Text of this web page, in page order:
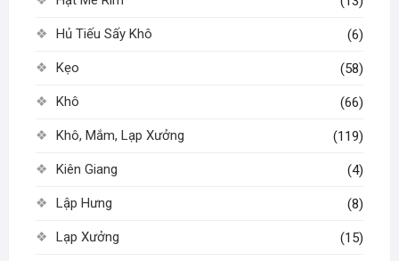
Hủ Tiếu Sấy Khô (6)
Kẹo (58)
Khô (66)
Khô, Mắm, Lạp Xưởng (119)
Kiên Giang (4)
Lập Hưng (8)
Lạp Xưởng (15)